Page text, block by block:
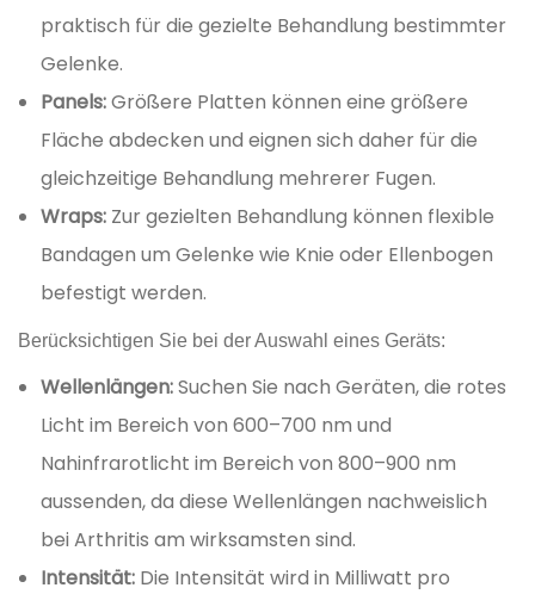
praktisch für die gezielte Behandlung bestimmter
Gelenke.
Panels:Größere Platten können eine größere
Fläche abdecken und eignen sich daher für die
gleichzeitige Behandlung mehrerer Fugen.
Wraps: Zur gezielten Behandlung können flexible
Bandagen um Gelenke wie Knie oder Ellenbogen
befestigt werden.
Berücksichtigen Sie bei der Auswahl eines Geräts:
Wellenlängen:Suchen Sie nach Geräten, die rotes
Licht im Bereich von 600–700 nm und
Nahinfrarotlicht im Bereich von 800–900 nm
aussenden, da diese Wellenlängen nachweislich
bei Arthritis am wirksamsten sind.
Intensität: Die Intensität wird in Milliwatt pro